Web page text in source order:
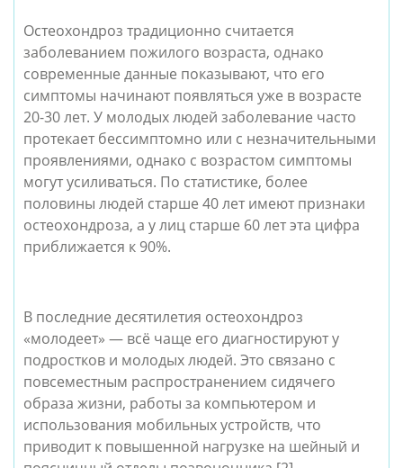
Остеохондроз традиционно считается
заболеванием пожилого возраста, однако
современные данные показывают, что его
симптомы начинают появляться уже в возрасте
20-30 лет. У молодых людей заболевание часто
протекает бессимптомно или с незначительными
проявлениями, однако с возрастом симптомы
могут усиливаться. По статистике, более
половины людей старше 40 лет имеют признаки
остеохондроза, а у лиц старше 60 лет эта цифра
приближается к 90%.
В последние десятилетия остеохондроз
«молодеет» — всё чаще его диагностируют у
подростков и молодых людей. Это связано с
повсеместным распространением сидячего
образа жизни, работы за компьютером и
использования мобильных устройств, что
приводит к повышенной нагрузке на шейный и